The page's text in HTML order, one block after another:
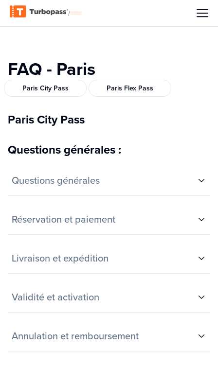
/
FAQ - Paris
Paris City Pass Paris Flex Pass
Paris City Pass
Questions générales :
Questions générales
Réservation et paiement
Livraison et expédition
Validité et activation
Annulation et remboursement